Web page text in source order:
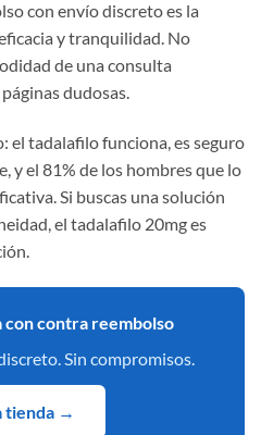
con envío discreto es la
y tranquilidad. No
de una consulta
dudosas.
el tadalafilo funciona, es seguro
y el 81% de los hombres que lo
Si buscas una solución
el tadalafilo 20mg es
con contra reembolso
Sin compromisos.
tienda →